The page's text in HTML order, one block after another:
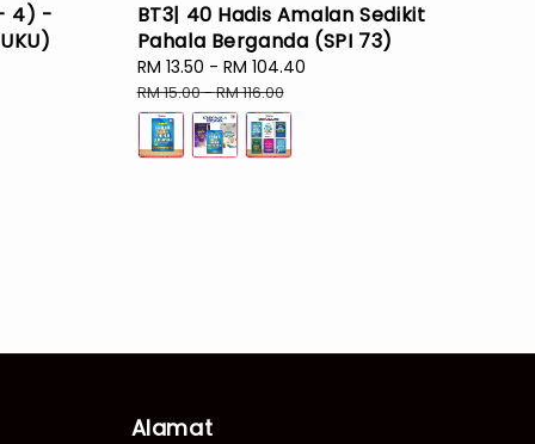
- 4) -
BT3| 40 Hadis Amalan Sedikit
Pahala Berganda (SPI 73)
Sale
price
RM 13.50 - RM 104.40
RM 15.00-RM 116.00
Alamat